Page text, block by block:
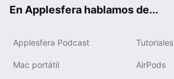
En Applesfera hablamos de...
Applesfera Podcast Tutoriales
Mac portátil AirPods